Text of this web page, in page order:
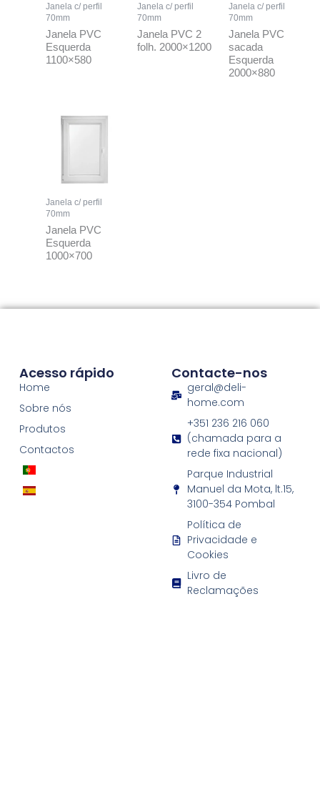
Janela c/ perfil
70mm
Janela PVC
Esquerda
1100×580
Janela c/ perfil
70mm
Janela PVC 2
folh. 2000×1200
Janela c/ perfil
70mm
Janela PVC
sacada
Esquerda
2000×880
Janela c/ perfil
70mm
Janela PVC
Esquerda
1000×700
Acesso rápido
Home
Sobre nós
Produtos
Contactos
Contacte-nos
geral@deli-
home.com
+351 236 216 060
(chamada para a
rede fixa nacional)
Parque Industrial
Manuel da Mota, lt.15,
3100-354 Pombal
Política de
Privacidade e
Cookies
Livro de
Reclamações